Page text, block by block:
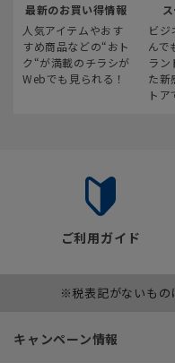
最新のお買い得情報
人気アイテムやおす
すめ商品などの“おト
ク“が満載のチラシが
Webでも見られる！
ビジ
んで
ラン
た新
トア
ご利用ガイド
※税表記がないもの
キャンペーン情報